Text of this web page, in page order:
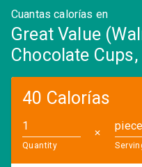
Cuantas calorías en
Great Value
Chocolate Cups,
40 Calorías
Quantity
✕